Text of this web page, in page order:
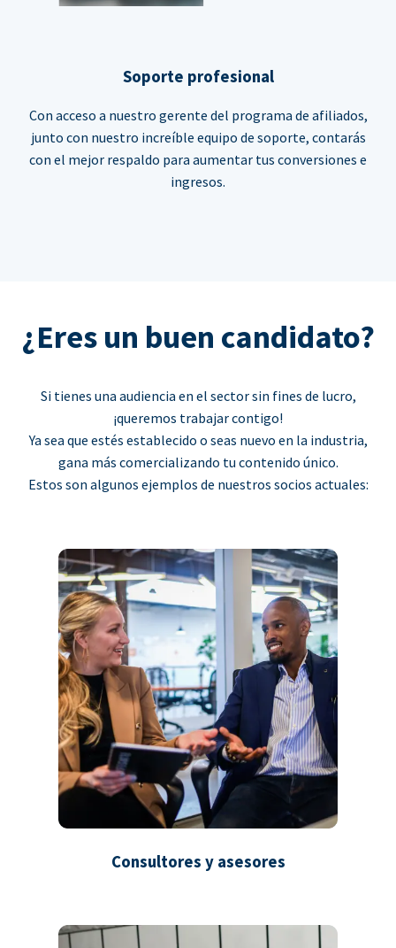
Soporte profesional
Con acceso a nuestro gerente del programa de afiliados,
junto con nuestro increíble equipo de soporte, contarás
con el mejor respaldo para aumentar tus conversiones e
ingresos.
¿Eres un buen candidato?
Si tienes una audiencia en el sector sin fines de lucro,
¡queremos trabajar contigo!
Ya sea que estés establecido o seas nuevo en la industria,
gana más comercializando tu contenido único.
Estos son algunos ejemplos de nuestros socios actuales:
Consultores y asesores